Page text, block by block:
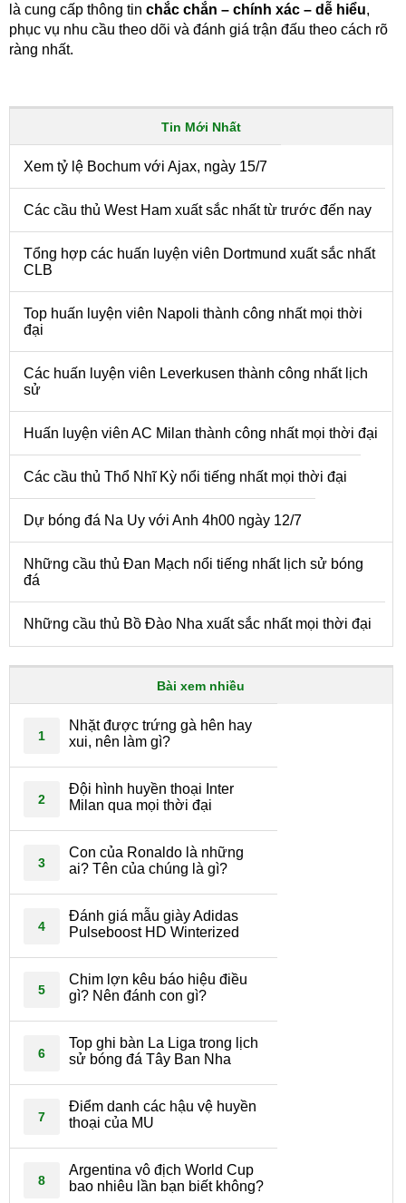
là cung cấp thông tin chắc chắn – chính xác – dễ hiểu,
phục vụ nhu cầu theo dõi và đánh giá trận đấu theo cách rõ
ràng nhất.
Tin Mới Nhất
Xem tỷ lệ Bochum với Ajax, ngày 15/7
Các cầu thủ West Ham xuất sắc nhất từ trước đến nay
Tổng hợp các huấn luyện viên Dortmund xuất sắc nhất
CLB
Top huấn luyện viên Napoli thành công nhất mọi thời
đại
Các huấn luyện viên Leverkusen thành công nhất lịch
sử
Huấn luyện viên AC Milan thành công nhất mọi thời đại
Các cầu thủ Thổ Nhĩ Kỳ nổi tiếng nhất mọi thời đại
Dự bóng đá Na Uy với Anh 4h00 ngày 12/7
Những cầu thủ Đan Mạch nổi tiếng nhất lịch sử bóng
đá
Những cầu thủ Bồ Đào Nha xuất sắc nhất mọi thời đại
Bài xem nhiều
1
Nhặt được trứng gà hên hay
xui, nên làm gì?
2
Đội hình huyền thoại Inter
Milan qua mọi thời đại
3
Con của Ronaldo là những
ai? Tên của chúng là gì?
4
Đánh giá mẫu giày Adidas
Pulseboost HD Winterized
5
Chim lợn kêu báo hiệu điều
gì? Nên đánh con gì?
6
Top ghi bàn La Liga trong lịch
sử bóng đá Tây Ban Nha
7
Điểm danh các hậu vệ huyền
thoại của MU
8
Argentina vô địch World Cup
bao nhiêu lần bạn biết không?